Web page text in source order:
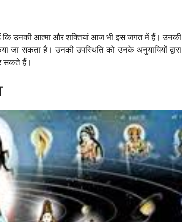
कि उनकी आत्मा और शक्तियां आज भी इस जगत में हैं। उनकी
जा सकता है। उनकी उपस्थिति को उनके अनुयायियों द्वारा
सकते हैं।